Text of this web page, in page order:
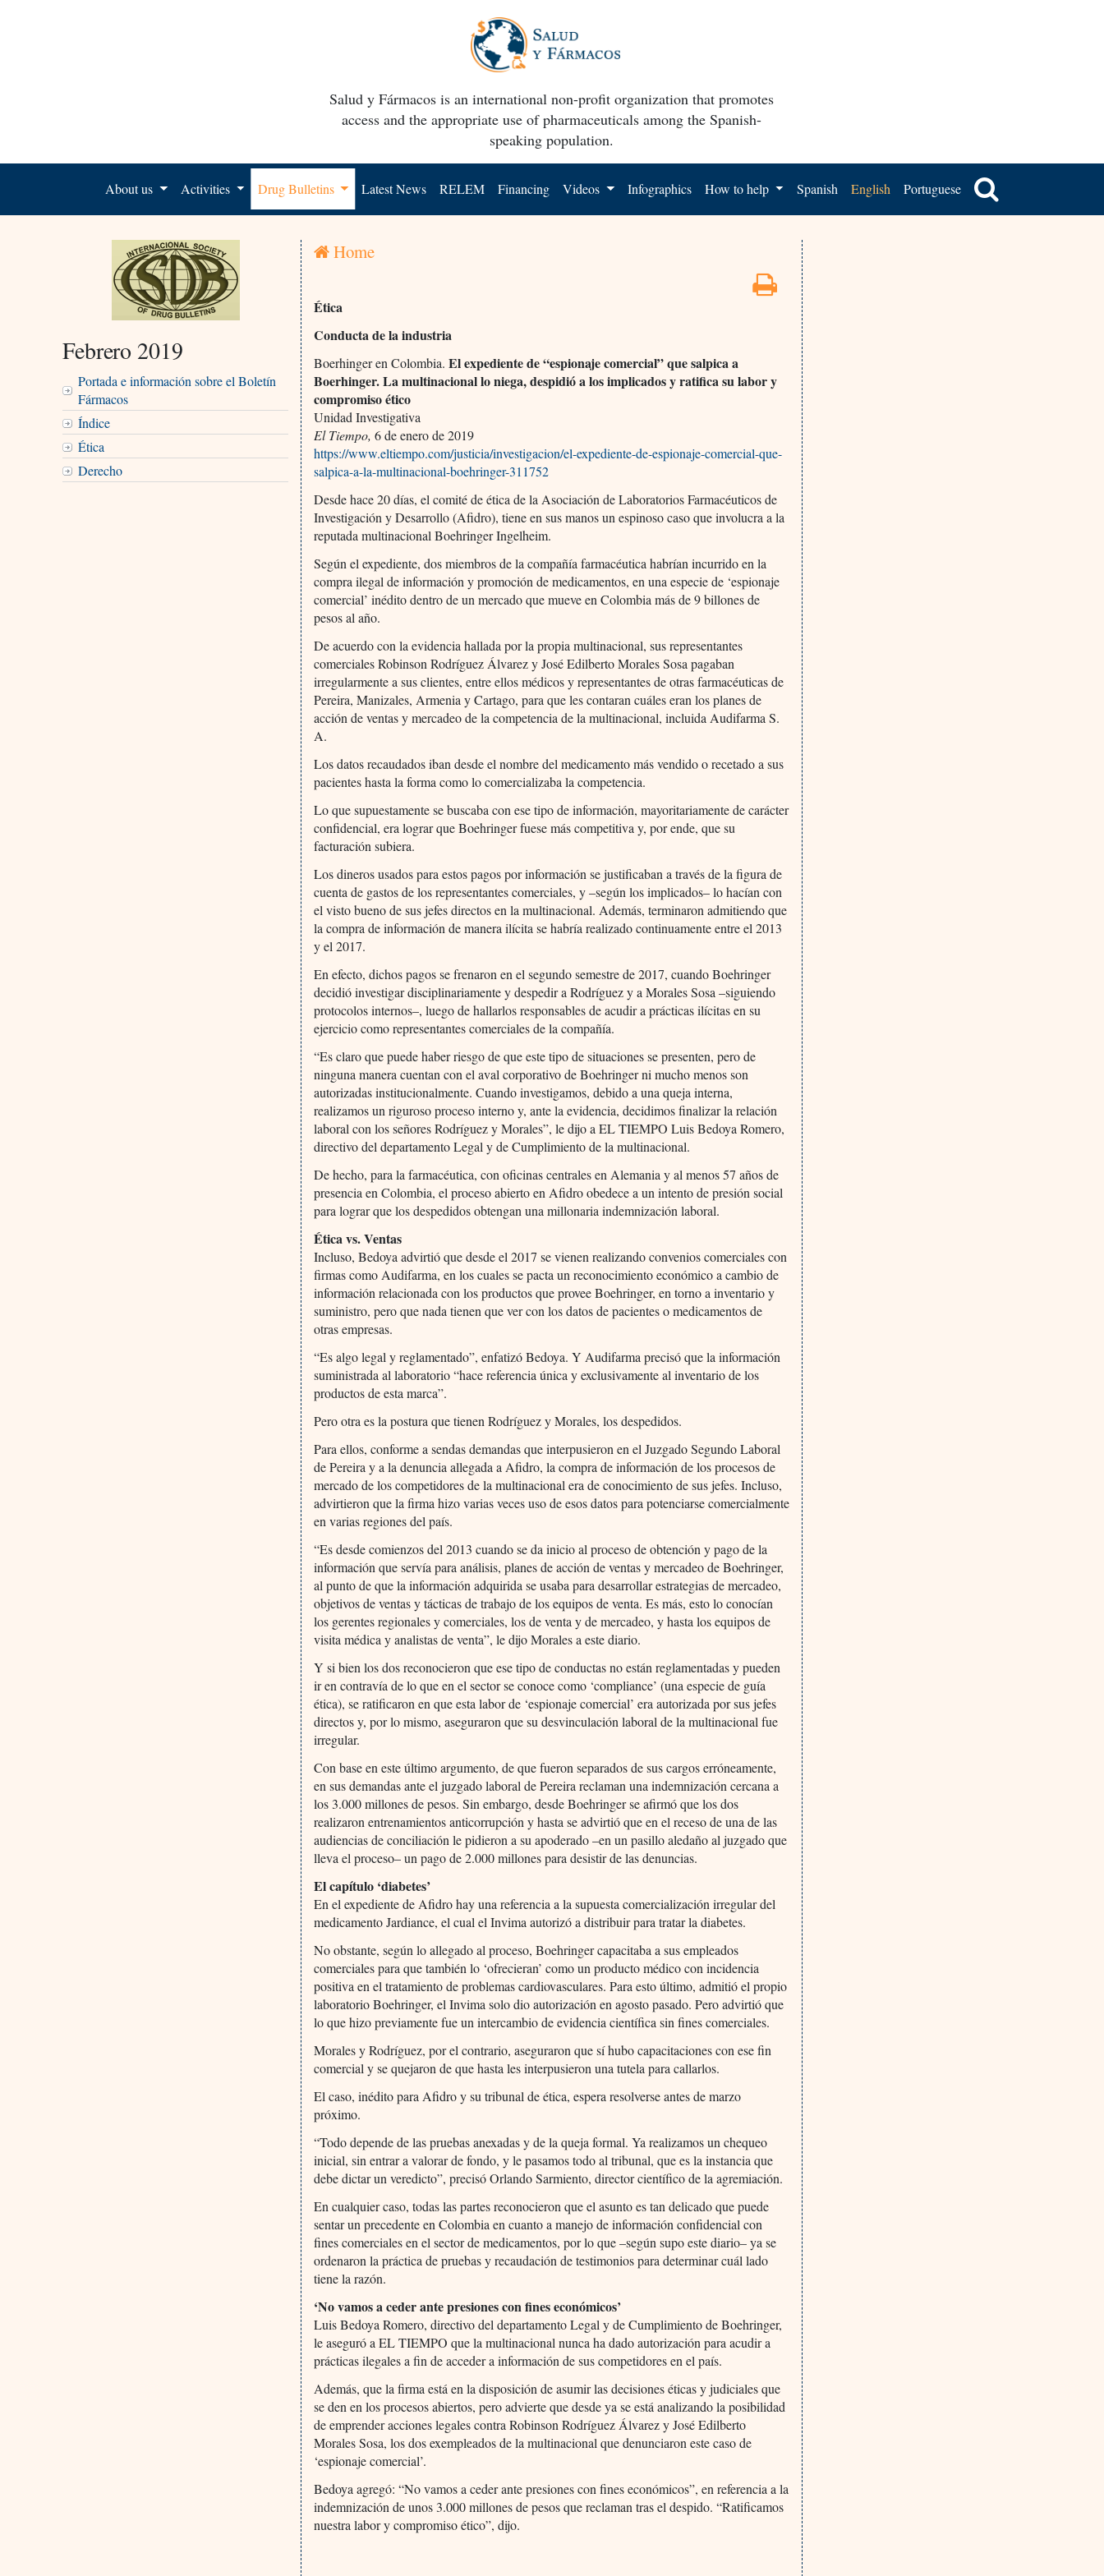
Salud y Fármacos is an international non-profit organization that promotes
access and the appropriate use of pharmaceuticals among the Spanish-
speaking population.
About us Activities Drug Bulletins Latest News RELEM Financing Videos Infographics How to help Spanish English Portuguese
Febrero 2019
Portada e información sobre el Boletín
Fármacos
Índice
Ética
Derecho
Home
Ética
Conducta de la industria
Boerhinger en Colombia. El expediente de “espionaje comercial” que salpica a
Boerhinger. La multinacional lo niega, despidió a los implicados y ratifica su labor y
compromiso ético
Unidad Investigativa
El Tiempo, 6 de enero de 2019
https://www.eltiempo.com/justicia/investigacion/el-expediente-de-espionaje-comercial-que-
salpica-a-la-multinacional-boehringer-311752
Desde hace 20 días, el comité de ética de la Asociación de Laboratorios Farmacéuticos de
Investigación y Desarrollo (Afidro), tiene en sus manos un espinoso caso que involucra a la
reputada multinacional Boehringer Ingelheim.
Según el expediente, dos miembros de la compañía farmacéutica habrían incurrido en la
compra ilegal de información y promoción de medicamentos, en una especie de ‘espionaje
comercial’ inédito dentro de un mercado que mueve en Colombia más de 9 billones de
pesos al año.
De acuerdo con la evidencia hallada por la propia multinacional, sus representantes
comerciales Robinson Rodríguez Álvarez y José Edilberto Morales Sosa pagaban
irregularmente a sus clientes, entre ellos médicos y representantes de otras farmacéuticas de
Pereira, Manizales, Armenia y Cartago, para que les contaran cuáles eran los planes de
acción de ventas y mercadeo de la competencia de la multinacional, incluida Audifarma S.
A.
Los datos recaudados iban desde el nombre del medicamento más vendido o recetado a sus
pacientes hasta la forma como lo comercializaba la competencia.
Lo que supuestamente se buscaba con ese tipo de información, mayoritariamente de carácter
confidencial, era lograr que Boehringer fuese más competitiva y, por ende, que su
facturación subiera.
Los dineros usados para estos pagos por información se justificaban a través de la figura de
cuenta de gastos de los representantes comerciales, y –según los implicados– lo hacían con
el visto bueno de sus jefes directos en la multinacional. Además, terminaron admitiendo que
la compra de información de manera ilícita se habría realizado continuamente entre el 2013
y el 2017.
En efecto, dichos pagos se frenaron en el segundo semestre de 2017, cuando Boehringer
decidió investigar disciplinariamente y despedir a Rodríguez y a Morales Sosa –siguiendo
protocolos internos–, luego de hallarlos responsables de acudir a prácticas ilícitas en su
ejercicio como representantes comerciales de la compañía.
“Es claro que puede haber riesgo de que este tipo de situaciones se presenten, pero de
ninguna manera cuentan con el aval corporativo de Boehringer ni mucho menos son
autorizadas institucionalmente. Cuando investigamos, debido a una queja interna,
realizamos un riguroso proceso interno y, ante la evidencia, decidimos finalizar la relación
laboral con los señores Rodríguez y Morales”, le dijo a EL TIEMPO Luis Bedoya Romero,
directivo del departamento Legal y de Cumplimiento de la multinacional.
De hecho, para la farmacéutica, con oficinas centrales en Alemania y al menos 57 años de
presencia en Colombia, el proceso abierto en Afidro obedece a un intento de presión social
para lograr que los despedidos obtengan una millonaria indemnización laboral.
Ética vs. Ventas
Incluso, Bedoya advirtió que desde el 2017 se vienen realizando convenios comerciales con
firmas como Audifarma, en los cuales se pacta un reconocimiento económico a cambio de
información relacionada con los productos que provee Boehringer, en torno a inventario y
suministro, pero que nada tienen que ver con los datos de pacientes o medicamentos de
otras empresas.
“Es algo legal y reglamentado”, enfatizó Bedoya. Y Audifarma precisó que la información
suministrada al laboratorio “hace referencia única y exclusivamente al inventario de los
productos de esta marca”.
Pero otra es la postura que tienen Rodríguez y Morales, los despedidos.
Para ellos, conforme a sendas demandas que interpusieron en el Juzgado Segundo Laboral
de Pereira y a la denuncia allegada a Afidro, la compra de información de los procesos de
mercado de los competidores de la multinacional era de conocimiento de sus jefes. Incluso,
advirtieron que la firma hizo varias veces uso de esos datos para potenciarse comercialmente
en varias regiones del país.
“Es desde comienzos del 2013 cuando se da inicio al proceso de obtención y pago de la
información que servía para análisis, planes de acción de ventas y mercadeo de Boehringer,
al punto de que la información adquirida se usaba para desarrollar estrategias de mercadeo,
objetivos de ventas y tácticas de trabajo de los equipos de venta. Es más, esto lo conocían
los gerentes regionales y comerciales, los de venta y de mercadeo, y hasta los equipos de
visita médica y analistas de venta”, le dijo Morales a este diario.
Y si bien los dos reconocieron que ese tipo de conductas no están reglamentadas y pueden
ir en contravía de lo que en el sector se conoce como ‘compliance’ (una especie de guía
ética), se ratificaron en que esta labor de ‘espionaje comercial’ era autorizada por sus jefes
directos y, por lo mismo, aseguraron que su desvinculación laboral de la multinacional fue
irregular.
Con base en este último argumento, de que fueron separados de sus cargos erróneamente,
en sus demandas ante el juzgado laboral de Pereira reclaman una indemnización cercana a
los 3.000 millones de pesos. Sin embargo, desde Boehringer se afirmó que los dos
realizaron entrenamientos anticorrupción y hasta se advirtió que en el receso de una de las
audiencias de conciliación le pidieron a su apoderado –en un pasillo aledaño al juzgado que
lleva el proceso– un pago de 2.000 millones para desistir de las denuncias.
El capítulo ‘diabetes’
En el expediente de Afidro hay una referencia a la supuesta comercialización irregular del
medicamento Jardiance, el cual el Invima autorizó a distribuir para tratar la diabetes.
No obstante, según lo allegado al proceso, Boehringer capacitaba a sus empleados
comerciales para que también lo ‘ofrecieran’ como un producto médico con incidencia
positiva en el tratamiento de problemas cardiovasculares. Para esto último, admitió el propio
laboratorio Boehringer, el Invima solo dio autorización en agosto pasado. Pero advirtió que
lo que hizo previamente fue un intercambio de evidencia científica sin fines comerciales.
Morales y Rodríguez, por el contrario, aseguraron que sí hubo capacitaciones con ese fin
comercial y se quejaron de que hasta les interpusieron una tutela para callarlos.
El caso, inédito para Afidro y su tribunal de ética, espera resolverse antes de marzo
próximo.
“Todo depende de las pruebas anexadas y de la queja formal. Ya realizamos un chequeo
inicial, sin entrar a valorar de fondo, y le pasamos todo al tribunal, que es la instancia que
debe dictar un veredicto”, precisó Orlando Sarmiento, director científico de la agremiación.
En cualquier caso, todas las partes reconocieron que el asunto es tan delicado que puede
sentar un precedente en Colombia en cuanto a manejo de información confidencial con
fines comerciales en el sector de medicamentos, por lo que –según supo este diario– ya se
ordenaron la práctica de pruebas y recaudación de testimonios para determinar cuál lado
tiene la razón.
‘No vamos a ceder ante presiones con fines económicos’
Luis Bedoya Romero, directivo del departamento Legal y de Cumplimiento de Boehringer,
le aseguró a EL TIEMPO que la multinacional nunca ha dado autorización para acudir a
prácticas ilegales a fin de acceder a información de sus competidores en el país.
Además, que la firma está en la disposición de asumir las decisiones éticas y judiciales que
se den en los procesos abiertos, pero advierte que desde ya se está analizando la posibilidad
de emprender acciones legales contra Robinson Rodríguez Álvarez y José Edilberto
Morales Sosa, los dos exempleados de la multinacional que denunciaron este caso de
‘espionaje comercial’.
Bedoya agregó: “No vamos a ceder ante presiones con fines económicos”, en referencia a la
indemnización de unos 3.000 millones de pesos que reclaman tras el despido. “Ratificamos
nuestra labor y compromiso ético”, dijo.